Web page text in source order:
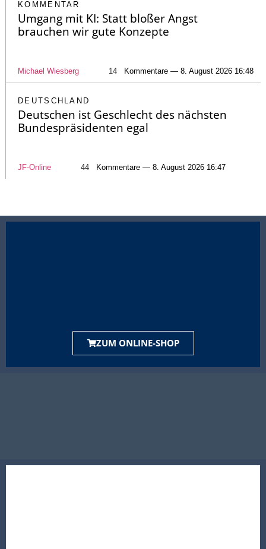
KOMMENTAR
Umgang mit KI: Statt bloßer Angst
brauchen wir gute Konzepte
Michael Wiesberg 14 Kommentare — 8. August 2026 16:48
DEUTSCHLAND
Deutschen ist Geschlecht des nächsten
Bundespräsidenten egal
JF-Online 44 Kommentare — 8. August 2026 16:47
ZUM ONLINE-SHOP